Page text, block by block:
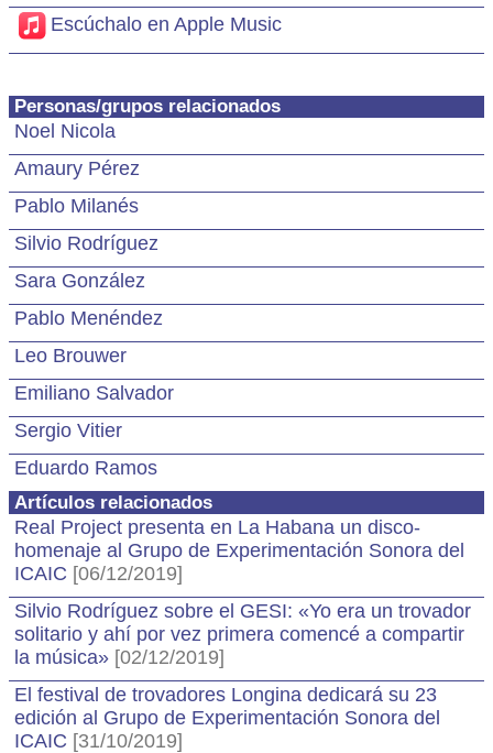
Escúchalo en Apple Music
Personas/grupos relacionados
Noel Nicola
Amaury Pérez
Pablo Milanés
Silvio Rodríguez
Sara González
Pablo Menéndez
Leo Brouwer
Emiliano Salvador
Sergio Vitier
Eduardo Ramos
Artículos relacionados
Real Project presenta en La Habana un disco-
homenaje al Grupo de Experimentación Sonora del
ICAIC [06/12/2019]
Silvio Rodríguez sobre el GESI: «Yo era un trovador
solitario y ahí por vez primera comencé a compartir
la música» [02/12/2019]
El festival de trovadores Longina dedicará su 23
edición al Grupo de Experimentación Sonora del
ICAIC [31/10/2019]